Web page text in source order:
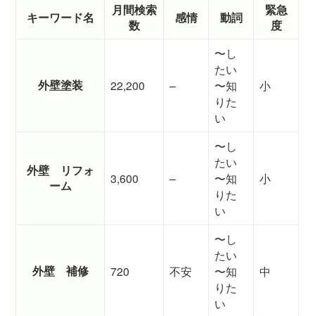
キーワード名
月間検索
数
感情 動詞
緊急
度
外壁塗装 22,200 –
〜し
たい
〜知
りた
い
小
外壁 リフォ
ーム
3,600 –
〜し
たい
〜知
りた
い
小
外壁 補修 720 不安
〜し
たい
〜知
りた
い
中